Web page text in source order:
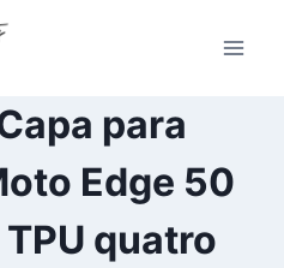
para
Edge 50
quatro